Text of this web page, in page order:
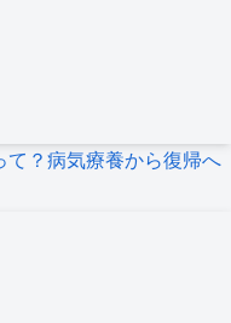
て？病気療養から復帰へ